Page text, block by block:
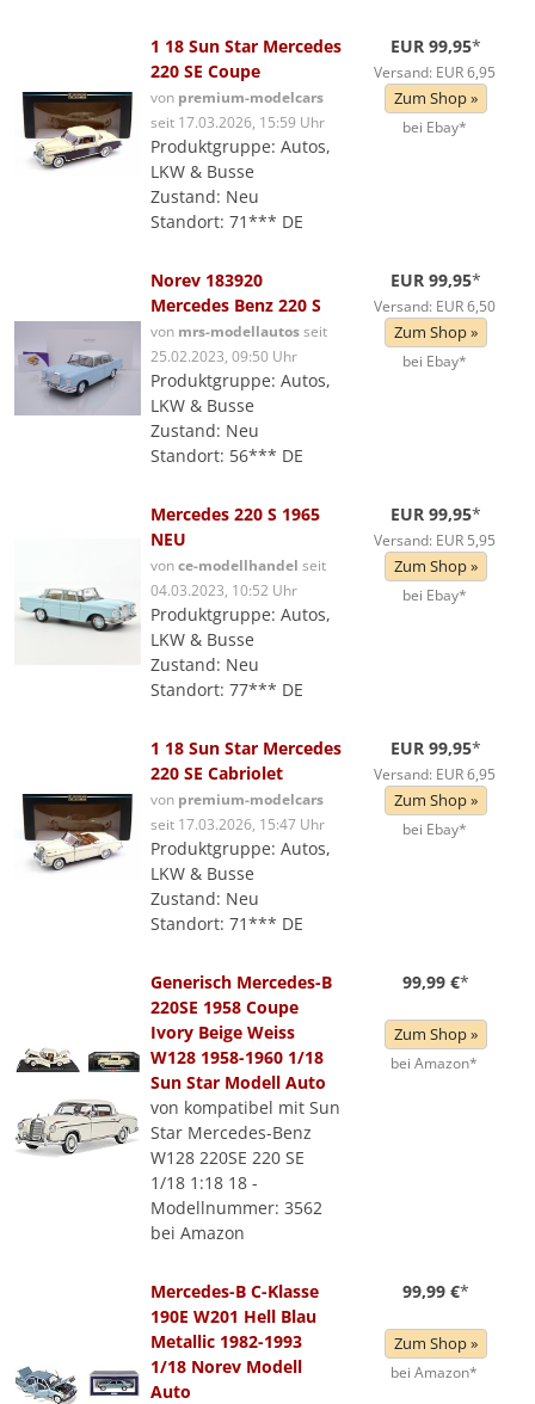
1 18 Sun Star Mercedes
220 SE Coupe
von premium-modelcars
seit 17.03.2026, 15:59 Uhr
Produktgruppe: Autos,
LKW & Busse
Zustand: Neu
Standort: 71*** DE
EUR 99,95*
Versand: EUR 6,95
Zum Shop »
bei Ebay*
Norev 183920
Mercedes Benz 220 S
von mrs-modellautosseit
25.02.2023, 09:50 Uhr
Produktgruppe: Autos,
LKW & Busse
Zustand: Neu
Standort: 56*** DE
EUR 99,95*
Versand: EUR 6,50
Zum Shop »
bei Ebay*
Mercedes 220 S 1965
NEU
vonce-modellhandel seit
04.03.2023, 10:52 Uhr
Produktgruppe: Autos,
LKW & Busse
Zustand: Neu
Standort: 77*** DE
EUR 99,95*
Versand: EUR 5,95
Zum Shop »
bei Ebay*
1 18 Sun Star Mercedes
220 SE Cabriolet
von premium-modelcars
seit 17.03.2026, 15:47 Uhr
Produktgruppe: Autos,
LKW & Busse
Zustand: Neu
Standort: 71*** DE
EUR 99,95*
Versand: EUR 6,95
Zum Shop »
bei Ebay*
Generisch Mercedes-B
220SE 1958 Coupe
Ivory Beige Weiss
W128 1958-1960 1/18
Sun Star Modell Auto
von kompatibel mit Sun
Star Mercedes-Benz
W128 220SE 220 SE
1/18 1:18 18 -
Modellnummer: 3562
bei Amazon
99,99 €*
Zum Shop »
bei Amazon*
Mercedes-B C-Klasse
190E W201 Hell Blau
Metallic 1982-1993
1/18 Norev Modell
Auto
99,99 €*
Zum Shop »
bei Amazon*